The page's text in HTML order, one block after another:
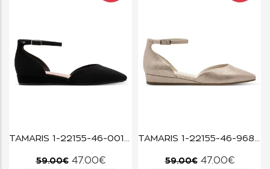
TAMARIS 1-22155-46-001 BLACK
59.00€ 47.00€
TAMARIS 1-22155-46-968 GOLD STRUCT
59.00€ 47.00€